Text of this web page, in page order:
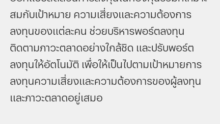
สมกับเป้าหมาย ความเสี่ยงและความต้องการ
ลงทุนของแต่ละคน ช่วยบริหารพอร์ตลงทุน
ติดตามภาวะตลาดอย่างใกล้ชิด และปรับพอร์ต
ลงทุนให้อัตโนมัติ เพื่อให้เป็นไปตามเป้าหมายการ
ลงทุนความเสี่ยงและความต้องการของผู้ลงทุน
และภาวะตลาดอยู่เสมอ